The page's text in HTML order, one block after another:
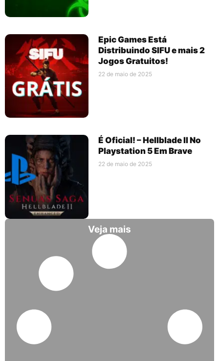
Epic Games Está
Distribuindo SIFU e mais 2
Jogos Gratuitos!
22 de maio de 2025
É Oficial! – Hellblade II No
Playstation 5 Em Brave
22 de maio de 2025
Veja mais